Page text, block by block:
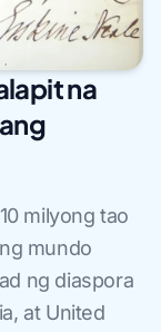
na
milyong tao
mundo
ng diaspora
at United